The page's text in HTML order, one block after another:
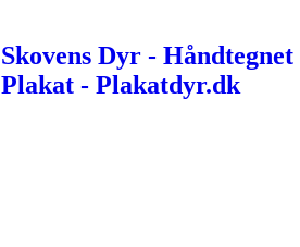
Skovens Dyr - Håndtegnet
Plakat - Plakatdyr.dk